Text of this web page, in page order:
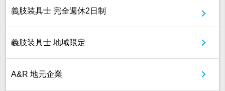
義肢装具士 完全週休2日制
義肢装具士 地域限定
A&R 地元企業